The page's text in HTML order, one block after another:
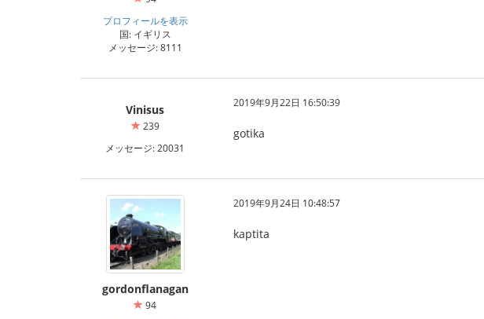
プロフィールを表示
国: イギリス
メッセージ: 8111
Vinisus
239
メッセージ: 20031
2019年9月22日 16:50:39
gotika
gordonflanagan
94
2019年9月24日 10:48:57
kaptita